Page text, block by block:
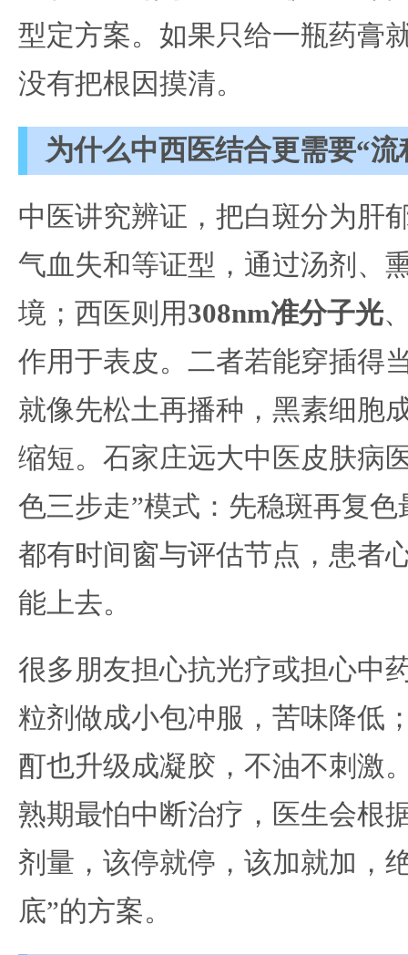
型定方案。如果只给一瓶药膏
没有把根因摸清。
为什么中西医结合更需要“流
中医讲究辨证，把白斑分为肝
气血失和等证型，通过汤剂、
境；西医则用308nm准分子光
作用于表皮。二者若能穿插得
就像先松土再播种，黑素细胞
缩短。石家庄远大中医皮肤病
色三步走”模式：先稳斑再复
都有时间窗与评估节点，患者
能上去。
很多朋友担心抗光疗或担心中
粒剂做成小包冲服，苦味降低
酊也升级成凝胶，不油不刺激
熟期最怕中断治疗，医生会根
剂量，该停就停，该加就加，
底”的方案。